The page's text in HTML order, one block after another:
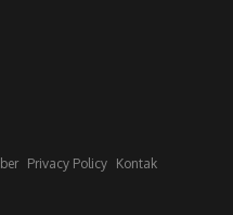
Privacy Policy Kontak